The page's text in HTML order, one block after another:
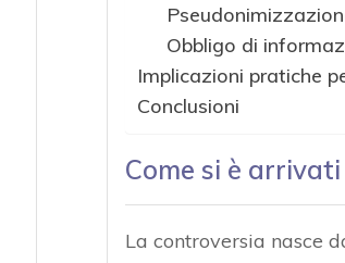
Obbligo di
Implicazioni pratiche
Conclusioni
Come si è
La controversia nasce